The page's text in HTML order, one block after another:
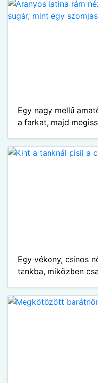
Egy nagy mellű
a farkat, majd
Egy vékony, csinos
tankba, miközben